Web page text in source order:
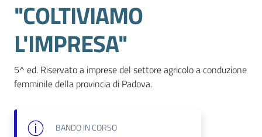
territorio
Tutelare
Impresa
e
"COLTIVIAMO
L'IMPRESA"
5^ ed. Riservato a imprese del settore agricolo a conduzione
femminile della provincia di Padova.
BANDOIN CORSO